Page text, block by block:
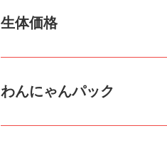
生体価格
わんにゃんパック